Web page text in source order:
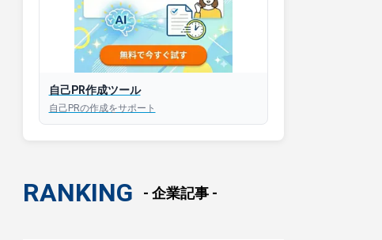
自己PR作成ツール
自己PRの作成をサポート
RANKING - 企業記事 -